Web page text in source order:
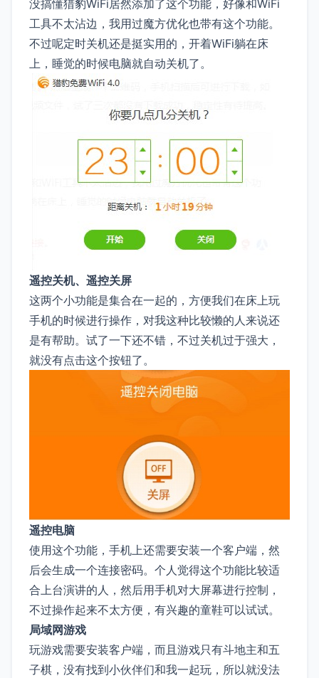
没搞懂猎豹WiFi居然添加了这个功能，好像和WiFi
工具不太沾边，我用过魔方优化也带有这个功能。
不过呢定时关机还是挺实用的，开着WiFi躺在床
上，睡觉的时候电脑就自动关机了。
遥控关机、遥控关屏
这两个小功能是集合在一起的，方便我们在床上玩
手机的时候进行操作，对我这种比较懒的人来说还
是有帮助。试了一下还不错，不过关机过于强大，
就没有点击这个按钮了。
遥控电脑
使用这个功能，手机上还需要安装一个客户端，然
后会生成一个连接密码。个人觉得这个功能比较适
合上台演讲的人，然后用手机对大屏幕进行控制，
不过操作起来不太方便，有兴趣的童鞋可以试试。
局域网游戏
玩游戏需要安装客户端，而且游戏只有斗地主和五
子棋，没有找到小伙伴们和我一起玩，所以就没法